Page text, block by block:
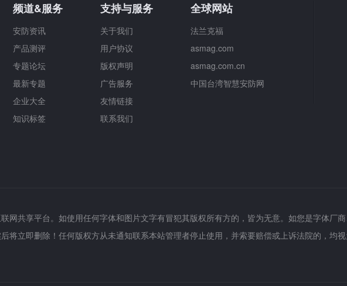
频道&服务
安防资讯
产品测评
专题论坛
最新专题
企业大全
知识标签
支持与服务
关于我们
用户协议
版权声明
广告服务
友情链接
联系我们
全球网站
法兰克福
asmag.com
asmag.com.cn
中国台湾智慧安防网
网共享平台。如使用任何字体和图片文字有冒犯其版权所有方的，皆为无意。如您是字体厂
将立即删除！任何版权方从未通知联系本站管理者停止使用，并索要赔偿或上诉法院的，均